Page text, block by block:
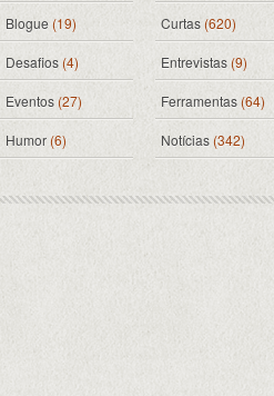
Blogue (19) Curtas (620)
Desafios (4) Entrevistas (9)
Eventos(27) Ferramentas(64)
Humor (6) Notícias(342)